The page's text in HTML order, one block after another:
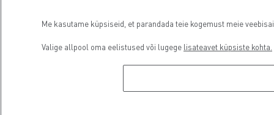
Me kasutame küpsiseid, et parandada teie kogemust meie
Valige allpool oma eelistused või lugege lisateavet küpsiste kohta.